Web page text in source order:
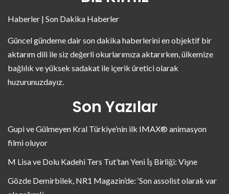
Haberler | Son Dakika Haberler
Güncel gündeme dair son dakika haberlerini en objektif bir
aktarım dili ile siz değerli okurlarımıza aktarırken, ülkemize
bağlılık ve yüksek sadakat ile içerik üretici olarak
huzurunuzdayız.
Son Yazılar
Gupi ve Gülmeyen Kral Türkiye’nin ilk IMAX® animasyon
filmi oluyor
M Lisa ve Dolu Kadehi Ters Tut’tan Yeni İş Birliği: Vişne
Gözde Demirbilek, NR1 Magazin’de: ‘Son assolist olarak var